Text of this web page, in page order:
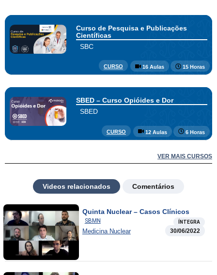
Curso de Pesquisa e Publicações
Científicas
SBC
CURSO 16 Aulas 15 Horas
SBED – Curso Opióides e Dor
SBED
CURSO 12 Aulas 6 Horas
VER MAIS CURSOS
Videos relacionados Comentários
Quinta Nuclear – Casos Clínicos
SBMN ÍNTEGRA
Medicina Nuclear 30/06/2022